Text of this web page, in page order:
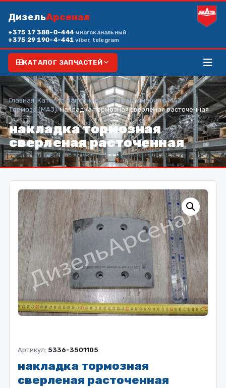
ДизельАрсенал
+375 17 388-0-444 многоканальный
+375 29 190-4-441viber, telegram
КАТАЛОГ ЗАПЧАСТЕЙ
Главная/Каталог/Запасные части к автомобилю МАЗ/
Тормоза (МАЗ)/накладка тормозная сверленая расточенная
накладка тормозная
сверленая расточенная
Артикул: 5336-3501105
накладка тормозная
сверленая расточенная